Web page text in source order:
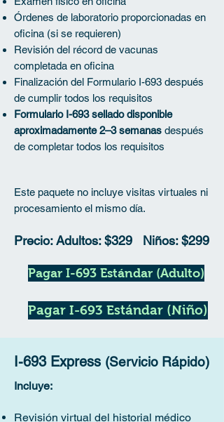
Órdenes de laboratorio proporcionadas en
oficina (si se requieren)
Revisión del récord de vacunas
completada en oficina
Finalización del Formulario I-693 después
de cumplir todos los requisitos
Formulario I-693 sellado disponible
aproximadamente 2–3 semanas después
de completar todos los requisitos
Este paquete no incluye visitas virtuales ni
procesamiento el mismo día.
Precio: Adultos: $329 Niños: $299
Pagar I-693 Estándar (Adulto)
Pagar I-693 Estándar (Niño)
I-693 Express (Servicio Rápido)
Incluye:
Revisión virtual del historial médico